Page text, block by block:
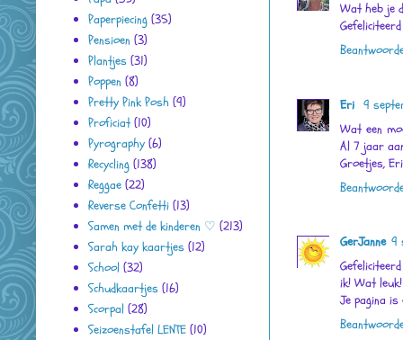
Wat heb je
Eri 9
Wat een
Al 7 jaar
Groetjes, Eri
GerJanne 9
ik! Wat leuk!
Je pagina
Paperpiecing (35)
Pensioen (3)
Plantjes (31)
Poppen (8)
Pretty Pink Posh (9)
Proficiat (10)
Pyrography (6)
Recycling (138)
Reggae (22)
Reverse Confetti (13)
Samen met de kinderen ♡ (213)
Sarah kay kaartjes (12)
School (32)
Schudkaartjes (16)
Scorpal (28)
Seizoenstafel LENTE (10)